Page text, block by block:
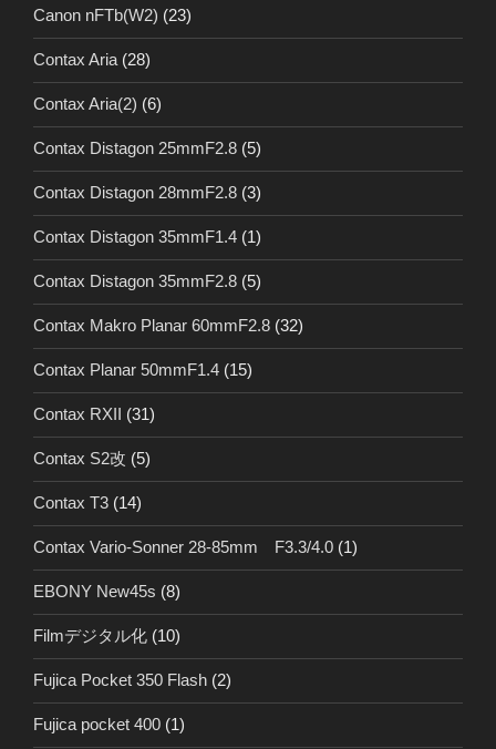
Canon nFTb(W2) (23)
Contax Aria (28)
Contax Aria(2) (6)
Contax Distagon 25mmF2.8 (5)
Contax Distagon 28mmF2.8 (3)
Contax Distagon 35mmF1.4 (1)
Contax Distagon 35mmF2.8 (5)
Contax Makro Planar 60mmF2.8 (32)
Contax Planar 50mmF1.4 (15)
Contax RXII (31)
Contax S2改 (5)
Contax T3 (14)
Contax Vario-Sonner 28-85mm F3.3/4.0 (1)
EBONY New45s (8)
Filmデジタル化 (10)
Fujica Pocket 350 Flash (2)
Fujica pocket 400 (1)